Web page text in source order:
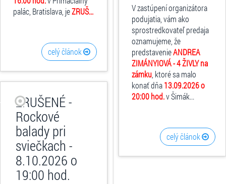
palác, Bratislava, jeZRUŠ...
celý článok
V zastúpení organizátora
podujatia, vám ako
sprostredkovateľ predaja
oznamujeme, že
predstavenieANDREA
ZIMÁNYIOVÁ - 4 ŽIVLY na
zámku , ktoré sa malo
konať dňa13.09.2026 o
20:00 hod.v Šimák...
celý článok
ZRUŠENÉ -
Rockové
balady pri
sviečkach -
8.10.2026 o
19:00 hod.